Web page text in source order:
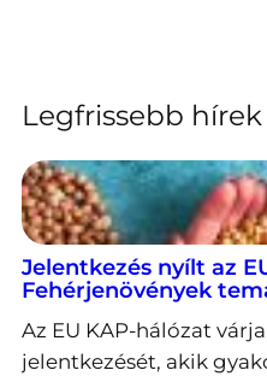
Legfrissebb hírek
Jelentkezés nyílt az
Fehérjenövények
Az EU KAP-hálózat
jelentkezését, akik